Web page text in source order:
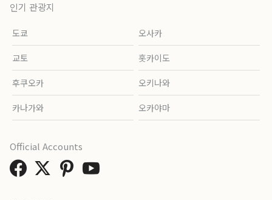
인기 관광지
도쿄 오사카
교토 홋카이도
후쿠오카 오키나와
카나가와 오카야마
Official Accounts